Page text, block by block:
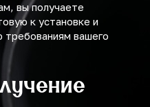
вы получаете
к установке и
вашего